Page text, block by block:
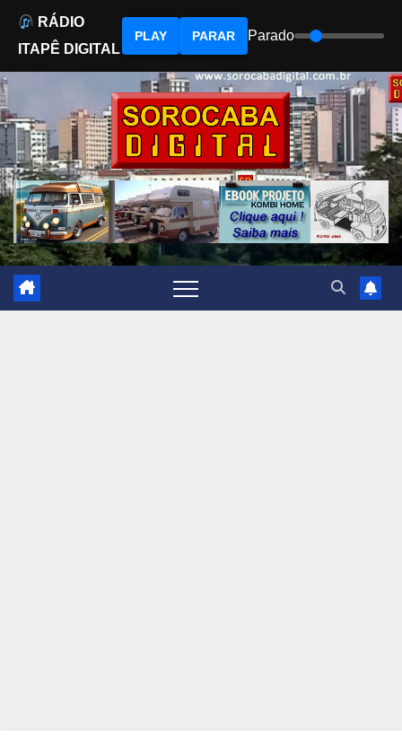
to
content
RÁDIO
ITAPÊ DIGITAL
PLAY PARAR Parado